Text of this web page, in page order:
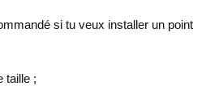
si tu veux installer un point
taille ;